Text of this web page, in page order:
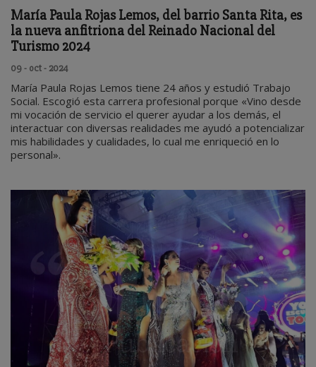
María Paula Rojas Lemos, del barrio Santa Rita, es
la nueva anfitriona del Reinado Nacional del
Turismo 2024
09 - oct - 2024
María Paula Rojas Lemos tiene 24 años y estudió Trabajo
Social. Escogió esta carrera profesional porque «Vino desde
mi vocación de servicio el querer ayudar a los demás, el
interactuar con diversas realidades me ayudó a potencializar
mis habilidades y cualidades, lo cual me enriqueció en lo
personal».